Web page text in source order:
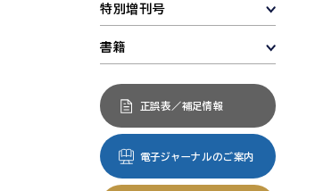
特別増刊号
書籍
正誤表／補足情報
電子ジャーナルのご案内